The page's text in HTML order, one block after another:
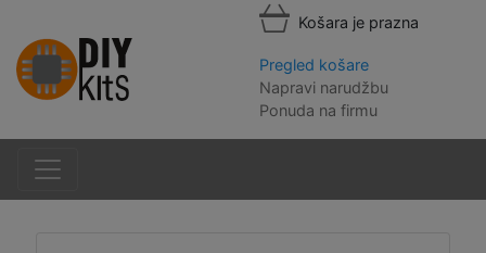
Košara je prazna
Pregled košare
Napravi narudžbu
Ponuda na firmu